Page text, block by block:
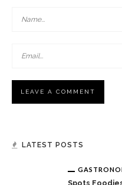
LATEST POSTS
Spots